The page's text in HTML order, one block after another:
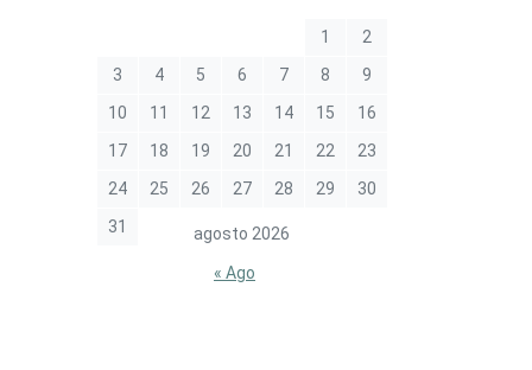
agosto 2026
1
2
3
4 5 6 7 8
9
10
11 12 13 14 15
16
17
18 19 20 21 22
23
24
25 26 27 28 29
30
31
« Ago